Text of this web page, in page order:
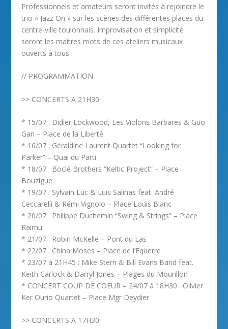
Professionnels et amateurs seront invités à rejoindre le
trio « Jazz On » sur les scènes des différentes places du
centre-ville toulonnais. Improvisation et simplicité
seront les maîtres mots de ces ateliers musicaux
ouverts à tous.
// PROGRAMMATION
>> CONCERTS A 21H30
* 15/07 : Didier Lockwood, Les Violons Barbares & Guo
Gan – Place de la Liberté
* 16/07 : Géraldine Laurent Quartet “Looking for
Parker” – Quai du Parti
* 18/07 : Boclé Brothers “Keltic Project” – Place
Bouzigue
* 19/07 : Sylvain Luc & Luis Salinas feat. André
Ceccarelli & Rémi Vignolo – Place Louis Blanc
* 20/07 : Philippe Duchemin “Swing & Strings” – Place
Raimu
* 21/07 : Robin McKelle – Pont du Las
* 22/07 : China Moses – Place de l’Equerre
* 23/07 à 21H45 : Mike Stern & Bill Evans Band feat.
Keith Carlock & Darryl Jones – Plages du Mourillon
* CONCERT COUP DE COEUR – 24/07 à 18H30 : Olivier
Ker Ourio Quartet – Place Mgr Deydier
>> CONCERTS A 17H30